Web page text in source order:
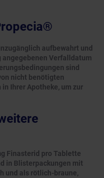
aufbewahrt und
angegebenen Verfalldatum
sind
nicht benötigten
Ihrer Apotheke, um zur
Finasterid pro Tablette
in Blisterpackungen mit
und als rötlich-braune,